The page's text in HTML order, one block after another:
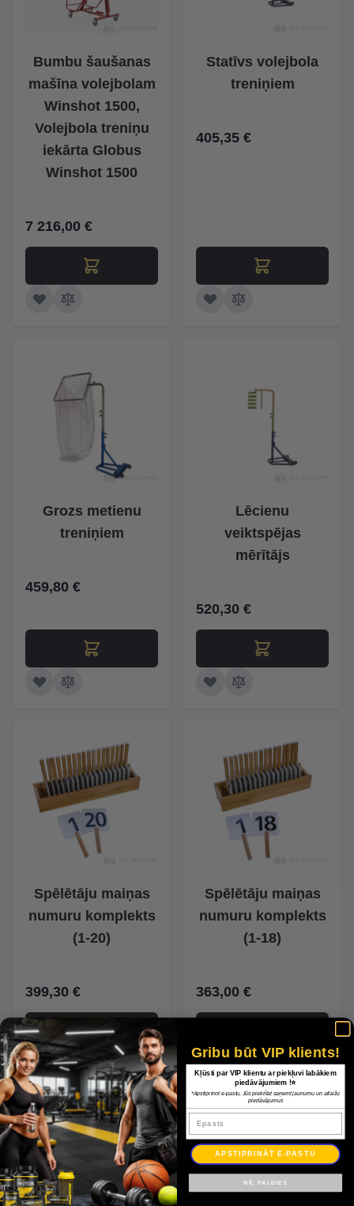
Bumbu šaušanas
mašīna volejbolam
Winshot 1500,
Volejbola treniņu
iekārta Globus
Winshot 1500
7 216,00 €
Statīvs volejbola
treniņiem
405,35 €
Grozs metienu
treniņiem
459,80 €
Lēcienu
veiktspējas
mērītājs
520,30 €
Spēlētāju maiņas
numuru komplekts
(1-20)
399,30 €
Spēlētāju maiņas
numuru komplekts
(1-18)
363,00 €
Gribu būt VIP klients!
Kļūsti par VIP klientu ar piekļuvi labākiem
piedāvājumiem !⭐
*Apstiprinot e-pastu, Jūs piekrītat saņemt jaunumu un atlaižu
piedāvājumus
Epasts
APSTIPRINĀT E-PASTU
NĒ, PALDIES